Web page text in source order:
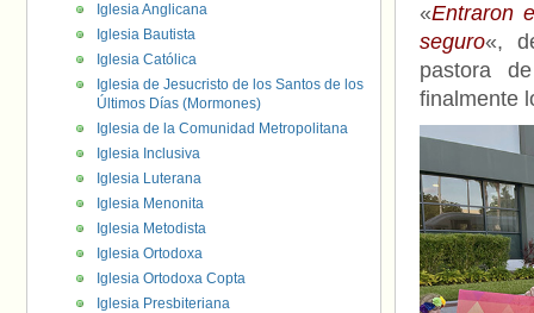
«Entraron
seguro«,
pastora
finalmente
Iglesia Anglicana
Iglesia Bautista
Iglesia Católica
Iglesia de Jesucristo de los Santos de los
Últimos Días (Mormones)
Iglesia de la Comunidad Metropolitana
Iglesia Inclusiva
Iglesia Luterana
Iglesia Menonita
Iglesia Metodista
Iglesia Ortodoxa
Iglesia Ortodoxa Copta
Iglesia Presbiteriana